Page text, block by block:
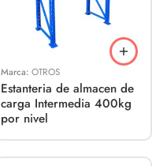
Marca: OTROS
Estanteria de almacen de
carga Intermedia 400kg
por nivel